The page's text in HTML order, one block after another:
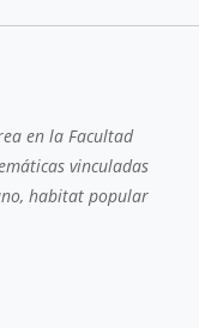
en la Facultad
vinculadas
habitat popular